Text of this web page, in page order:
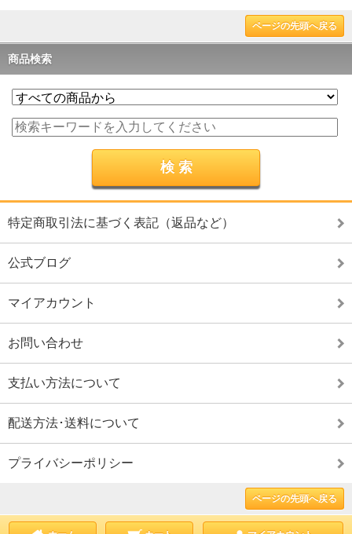
ページの先頭へ戻る
商品検索
特定商取引法に基づく表記（返品など）
公式ブログ
マイアカウント
お問い合わせ
支払い方法について
配送方法･送料について
プライバシーポリシー
ページの先頭へ戻る